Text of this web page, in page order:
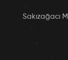
Sakızağacı